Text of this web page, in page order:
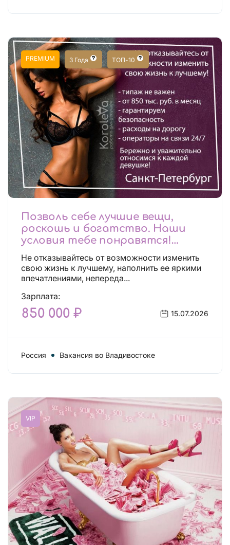
PREMIUM 3 Года ТОП-10
Позволь себе лучшие вещи,
роскошь и богатство. Наши
условия тебе понравятся!
Действительно отличные
условия и поддержка!
Не отказывайтесь от возможности изменить
свою жизнь к лучшему, наполнить ее яркими
впечатлениями, непереда...
Зарплата:
850 000 ₽ 15.07.2026
Россия Вакансия во Владивостоке
VIP